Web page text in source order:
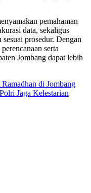
pemahaman
data, sekaligus
prosedur. Dengan
serta
Jombang dapat lebih
di Jombang
Jaga Kelestarian